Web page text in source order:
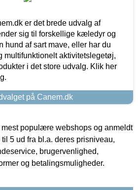
er det brede udvalg af
sig til forskellige kæledyr og
hund af sart mave, eller har du
multifunktionelt aktivitetslegetøj,
i det store udvalg. Klik her
på Canem.dk
populære webshops og anmeldt
5 ud fra bl.a. deres prisniveau,
brugervenlighed,
og betalingsmuligheder.